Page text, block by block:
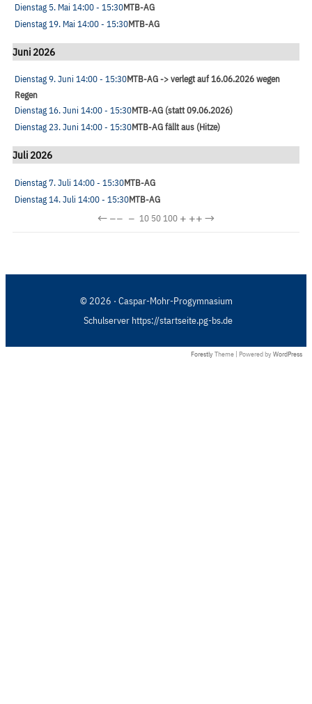
Dienstag 5. Mai 14:00- 15:30MTB-AG
Dienstag 19. Mai 14:00- 15:30MTB-AG
Juni 2026
Dienstag 9. Juni 14:00- 15:30MTB-AG -> verlegt auf 16.06.2026 wegen
Regen
Dienstag 16. Juni 14:00- 15:30MTB-AG (statt 09.06.2026)
Dienstag 23. Juni 14:00- 15:30MTB-AG fällt aus (Hitze)
Juli 2026
Dienstag 7. Juli 14:00- 15:30MTB-AG
Dienstag 14. Juli 14:00- 15:30MTB-AG
←−− − 10 50100 + ++→
© 2026 · Caspar-Mohr-Progymnasium
Schulserver https://startseite.pg-bs.de
Forestly Theme | Powered by WordPress